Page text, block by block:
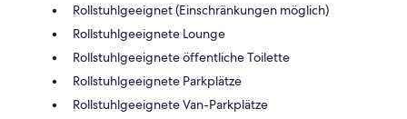
Rollstuhlgeeignet (Einschränkungen möglich)
Rollstuhlgeeignete Lounge
Rollstuhlgeeignete öffentliche Toilette
Rollstuhlgeeignete Parkplätze
Rollstuhlgeeignete Van-Parkplätze